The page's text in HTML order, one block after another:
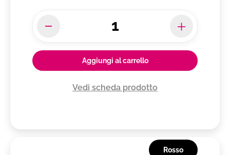
Aggiungi al carrello
Vedi scheda prodotto
Rosso